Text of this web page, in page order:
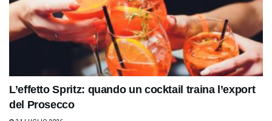
L’effetto Spritz: quando un cocktail traina l’export
del Prosecco